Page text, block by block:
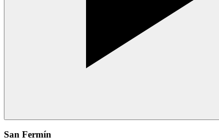
San Fermín